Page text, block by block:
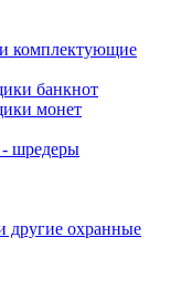
комплектующие
банкнот
монет
шредеры
другие охранные